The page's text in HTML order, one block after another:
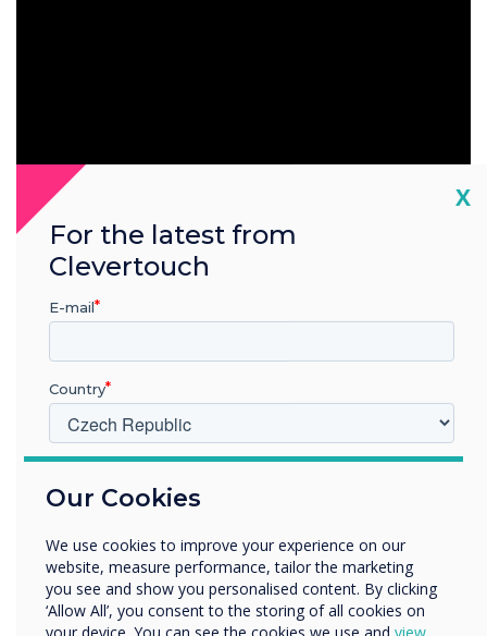
Chcete -li získat živé místnosti ve své kanceláři,
kontaktujte nás na adrese
“
Pokud máte budovu se
spoustou zasedacích
Our Cookies
We use cookies to improve your experience on our
website, measure performance, tailor the marketing
you see and show you personalised content. By clicking
‘Allow All’, you consent to the storing of all cookies on
your device. You can see the cookies we use and view
X
For the latest from
Clevertouch
E-mail
Country
Vzdělávání
Další
Název společnosti